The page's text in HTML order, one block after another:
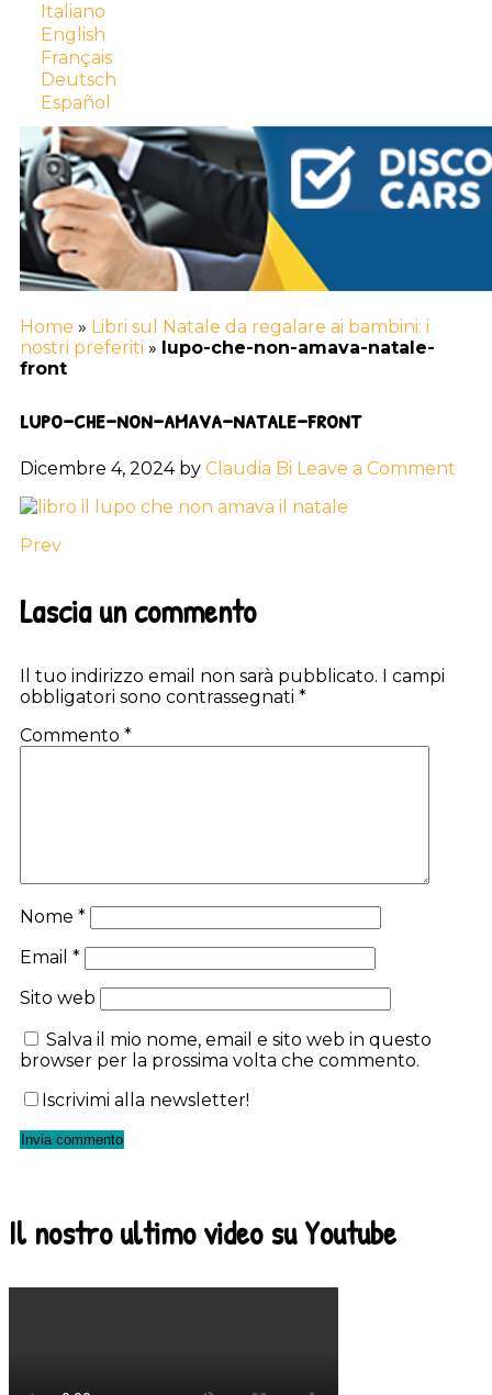
Italiano
English
Français
Deutsch
Español
Home » Libri sul Natale da regalare ai bambini: i
nostri preferiti » lupo-che-non-amava-natale-
front
lupo-che-non-amava-natale-front
Dicembre 4, 2024by Claudia Bi Leave a Comment
Prev
Interactions
Lascia un commento
Il tuo indirizzo email non sarà pubblicato. I campi
obbligatori sono contrassegnati *
Commento *
Nome *
Email *
Sito web
Salva il mio nome, email e sito web in questo
browser per la prossima volta che commento.
Iscrivimi alla newsletter!
Il nostro ultimo video su Youtube